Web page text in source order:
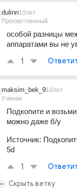
dulinn
Просветленный
10лет
особой разницы
аппаратами вы не
1
maksim_bek_9
Ученик
10лет
Подкопите и
можно даже б/у
Источник:
5d
1
Скрыть ветку